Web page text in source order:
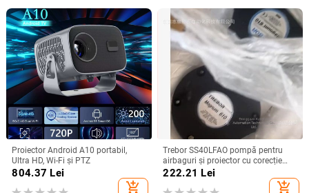
Proiector Android A10 portabil,
Ultra HD, Wi-Fi și PTZ
804.37 Lei
add_shopping_cart
Trebor SS40LFAO pompă pentru
airbaguri și proiector cu corecție
inteligentă
222.21 Lei
add_shopping_cart